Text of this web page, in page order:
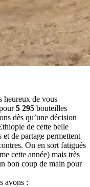
heureux de vous
5 295 bouteilles
dès qu’une décision
de cette belle
de partage permettent
On en sort fatigués
cette année) mais très
bon coup de main pour
avons :